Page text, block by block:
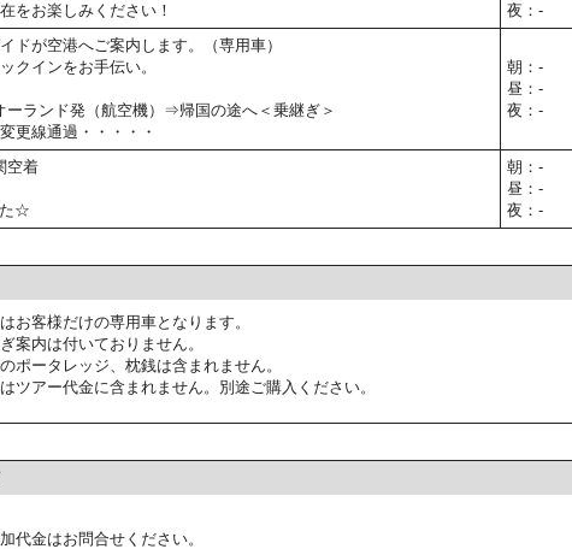
をお楽しみください！
夜：-
ドが空港へご案内します。（専用車）
クインをお手伝い。
ーランド発（航空機）⇒帰国の途へ＜乗継ぎ＞
更線通過・・・・・
朝：-
昼：-
夜：-
空着
☆
朝：-
昼：-
夜：-
お客様だけの専用車となります。
案内は付いておりません。
ポータレッジ、枕銭は含まれません。
ツアー代金に含まれません。別途ご購入ください。
代金はお問合せください。